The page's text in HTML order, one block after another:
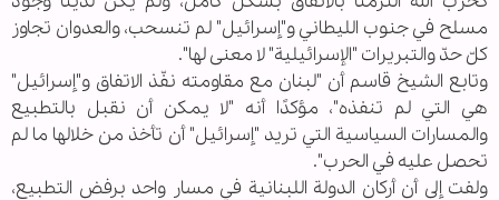
مسلح في جنوب الليطاني و"إسرائيل" لم تنسحب، والعدوان تجاوز
كلّ حدّ والتبريرات "الإسرائيلية" لا معنى لها".
وتابع الشيخ قاسم أن "لبنان مع مقاومته نفّذ الاتفاق و"إسرائيل"
هي التي لم تنفذه"، مؤكدًا أنه "لا يمكن أن نقبل بالتطبيع
والمسارات السياسية التي تريد "إسرائيل" أن تأخذ من خلالها ما لم
تحصل عليه في الحرب".
ولفت إلى أن أركان الدولة اللبنانية في مسار واحد برفض التطبيع،